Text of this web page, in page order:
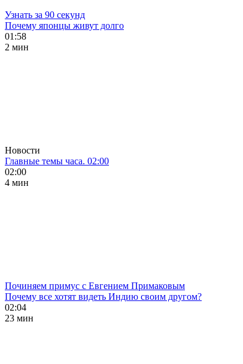
Узнать за 90 секунд
Почему японцы живут долго
01:58
2 мин
Новости
Главные темы часа. 02:00
02:00
4 мин
Починяем примус с Евгением Примаковым
Почему все хотят видеть Индию своим другом?
02:04
23 мин